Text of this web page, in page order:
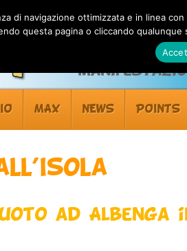
MAX NEWS POINTS
ad Albenga il
di navigazione ottimizzata e in linea
questa pagina o cliccando